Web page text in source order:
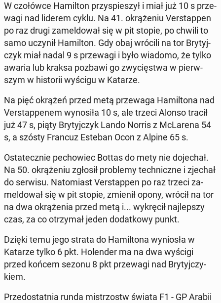
W czo­łów­ce Ha­mil­ton przy­spie­szył i miał już 10 s prze­
wa­gi nad liderem cyklu. Na 41. okrą­że­niu Ver­stap­pen
po raz drugi za­mel­do­wał się w pit stopie, po chwili to
samo uczynił Ha­mil­ton. Gdy obaj wrócili na tor Bry­tyj­
czyk miał nadal 9 s prze­wa­gi i było wiadomo, że tylko
awaria lub kraksa pozbawi go zwy­cię­stwa w pierw­
szym w hi­sto­rii wyścigu w Katarze.
Na pięć okrążeń przed metą prze­wa­ga Ha­mil­to­na nad
Ver­stap­pe­nem wy­no­si­ła 10 s, ale trzeci Alonso tracił
już 47 s, piąty Bry­tyj­czyk Lando Norris z McLa­re­na 54
s, a szósty Francuz Esteban Ocon z Alpine 65 s.
Osta­tecz­nie pe­cho­wiec Bottas do mety nie do­je­chał.
Na 50. okrą­że­niu zgłosił pro­ble­my tech­nicz­ne i zjechał
do serwisu. Na­to­miast Ver­stap­pen po raz trzeci za­
mel­do­wał się w pit stopie, zmienił opony, wrócił na tor
na dwa okrą­że­nia przed metą i... wy­krę­cił naj­lep­szy
czas, za co otrzy­mał jeden do­dat­ko­wy punkt.
Dzięki temu jego strata do Ha­mil­to­na wy­nio­sła w
Katarze tylko 6 pkt. Ho­len­der ma na dwa wyścigi
przed końcem sezonu 8 pkt prze­wa­gi nad Bry­tyj­czy­
kiem.
Przed­ostat­nia runda mi­strzostw świata F1 - GP Arabii